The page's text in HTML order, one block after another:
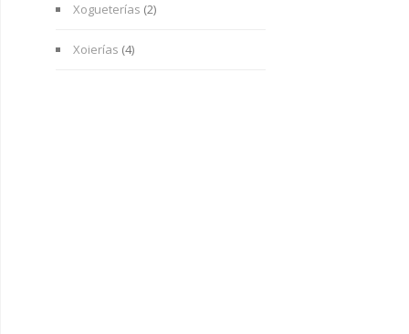
Xogueterías (2)
Xoierías (4)